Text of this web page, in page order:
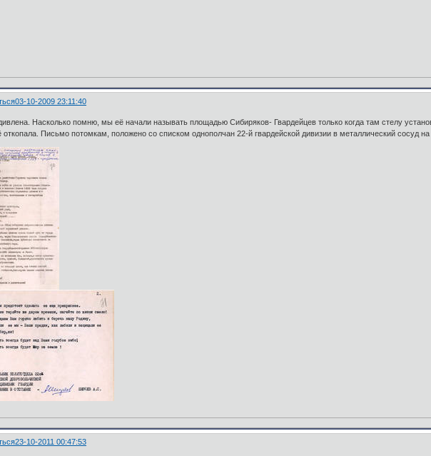
03-10-2009 23:11:40
Насколько помню, мы её начали называть площадью Сибиряков- Гвардейцев только когда там стелу
откопала. Письмо потомкам, положено со списком однополчан 22-й гвардейской дивизии в металлический сосуд
23-10-2011 00:47:53